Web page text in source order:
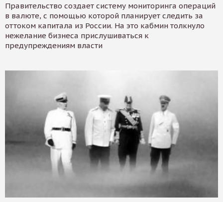
Правительство создает систему мониторинга операций
в валюте, с помощью которой планирует следить за
оттоком капитала из России. На это кабмин толкнуло
нежелание бизнеса прислушиваться к
предупреждениям власти